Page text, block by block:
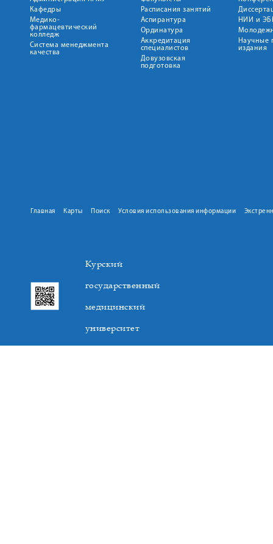
Кафедры
Медико-
фармацевтический
колледж
Система менеджмента
качества
Расписания занятий
Аспирантура
Ординатура
Аккредитация
специалистов
Довузовская
подготовка
НИИ и
Научные
издания
Главная Карты Поиск Условия использования информации
Курский
государственный
медицинский
университет